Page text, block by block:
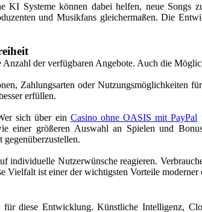
Systeme können dabei helfen, neue Songs
und Musikfans gleichermaßen. Die
der verfügbaren Angebote. Auch die
Zahlungsarten oder Nutzungsmöglichkeiten
erfüllen.
sich über ein Casino ohne OASIS mit PayPal
einer größeren Auswahl an Spielen und
Nutzerwünsche reagieren.
Vielfalt ist einer der wichtigsten Vorteile
diese Entwicklung. Künstliche Intelligenz,